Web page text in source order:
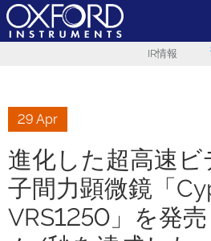
IR情報
29 Apr
進化した超高速
子間力顕微鏡「
VRS1250」を発